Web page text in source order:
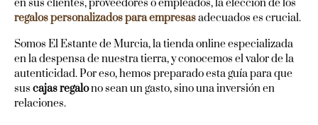
en sus clientes, proveedores o empleados, la elección de los
regalos personalizados para empresasadecuados es crucial.
Somos El Estante de Murcia, la tienda online especializada
en la despensa de nuestra tierra, y conocemos el valor de la
autenticidad. Por eso, hemos preparado esta guía para que
sus cajas regalono sean un gasto, sino una inversión en
relaciones.